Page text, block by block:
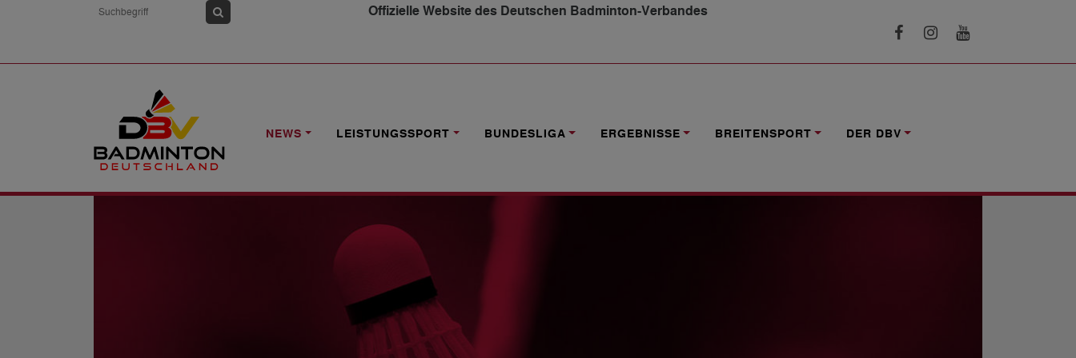
Offizielle Website des Deutschen Badminton-Verbandes
NEWS LEISTUNGSSPORT BUNDESLIGA ERGEBNISSE BREITENSPORT DER DBV
NEWS